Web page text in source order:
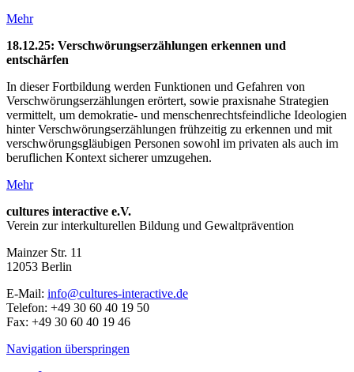
Mehr
18.12.25: Verschwörungs­erzählungen erkennen und
entschärfen
In dieser Fortbildung werden Funktionen und Gefahren von
Verschwörungserzählungen erörtert, sowie praxisnahe Strategien
vermittelt, um demo­kratie- und men­schen­rechts­feind­liche Ideo­logien
hinter Ver­schwö­rungs­erzäh­lungen früh­zeitig zu er­ken­nen und mit
ver­schwö­rungs­gläu­bigen Perso­nen sowohl im privaten als auch im
beruf­lichen Kontext siche­rer umzu­gehen.
Mehr
cultures interactive e.V.
Verein zur interkulturellen Bildung und Gewaltprävention
Mainzer Str. 11
12053 Berlin
E-Mail: info@cultures-interactive.de
Telefon: +49 30 60 40 19 50
Fax: +49 30 60 40 19 46
Navigation überspringen